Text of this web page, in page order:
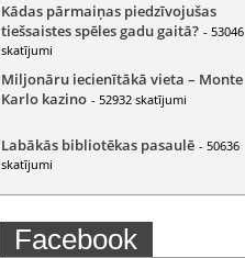
Kādas pārmaiņas piedzīvojušas
tiešsaistes spēles gadu gaitā? - 53046
skatījumi
Miljonāru iecienītākā vieta – Monte
Karlo kazino - 52932 skatījumi
Labākās bibliotēkas pasaulē - 50636
skatījumi
Facebook